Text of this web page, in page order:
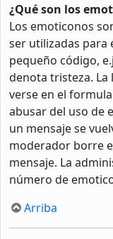
¿Qué son los
Los emoticonos
ser utilizadas para
pequeño código,
denota tristeza.
verse en el
abusar del uso de
un mensaje se
moderador borre
mensaje. La
número de
Arriba